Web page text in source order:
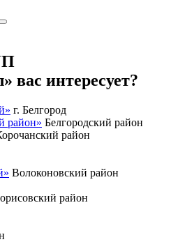
вас интересует?
г. Белгород
район» Белгородский район
район
Волоконовский район
район